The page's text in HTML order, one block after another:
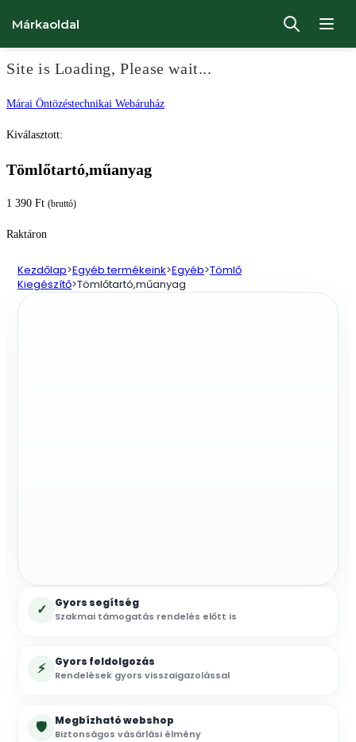
Site is Loading, Please wait...
Ugrás
Márai Öntözéstechnikai Webáruház
Márkaoldal
Kiválasztott:
Tömlőtartó,műanyag
1 390 Ft (bruttó)
Raktáron
Kezdőlap>Egyéb termékeink>Egyéb>Tömlő
Kiegészítő>Tömlőtartó,műanyag
✓ Gyors segítség
Szakmai támogatás rendelés előtt is
⚡ Gyors feldolgozás
Rendelések gyors visszaigazolással
🛡 Megbízható webshop
Biztonságos vásárlási élmény